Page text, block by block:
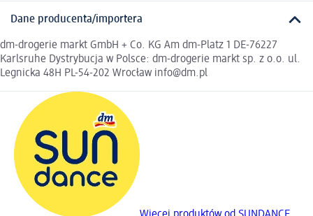
Dane producenta/importera
dm-drogerie markt GmbH + Co. KG Am dm-Platz 1 DE-76227
Karlsruhe Dystrybucja w Polsce: dm-drogerie markt sp. z o.o. ul.
Legnicka 48H PL-54-202 Wrocław info@dm.pl